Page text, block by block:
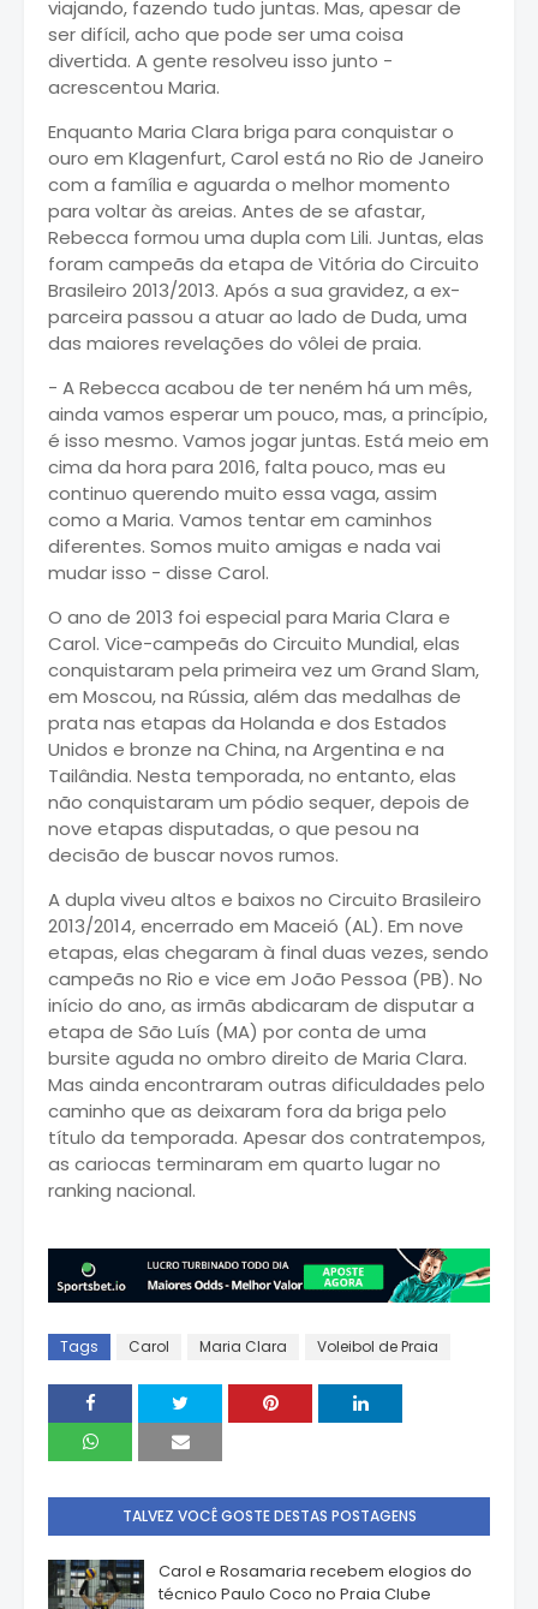
viajando, fazendo tudo juntas. Mas, apesar de
ser difícil, acho que pode ser uma coisa
divertida. A gente resolveu isso junto -
acrescentou Maria.
Enquanto Maria Clara briga para conquistar o
ouro em Klagenfurt, Carol está no Rio de Janeiro
com a família e aguarda o melhor momento
para voltar às areias. Antes de se afastar,
Rebecca formou uma dupla com Lili. Juntas, elas
foram campeãs da etapa de Vitória do Circuito
Brasileiro 2013/2013. Após a sua gravidez, a ex-
parceira passou a atuar ao lado de Duda, uma
das maiores revelações do vôlei de praia.
- A Rebecca acabou de ter neném há um mês,
ainda vamos esperar um pouco, mas, a princípio,
é isso mesmo. Vamos jogar juntas. Está meio em
cima da hora para 2016, falta pouco, mas eu
continuo querendo muito essa vaga, assim
como a Maria. Vamos tentar em caminhos
diferentes. Somos muito amigas e nada vai
mudar isso - disse Carol.
O ano de 2013 foi especial para Maria Clara e
Carol. Vice-campeãs do Circuito Mundial, elas
conquistaram pela primeira vez um Grand Slam,
em Moscou, na Rússia, além das medalhas de
prata nas etapas da Holanda e dos Estados
Unidos e bronze na China, na Argentina e na
Tailândia. Nesta temporada, no entanto, elas
não conquistaram um pódio sequer, depois de
nove etapas disputadas, o que pesou na
decisão de buscar novos rumos.
A dupla viveu altos e baixos no Circuito Brasileiro
2013/2014, encerrado em Maceió (AL). Em nove
etapas, elas chegaram à final duas vezes, sendo
campeãs no Rio e vice em João Pessoa (PB). No
início do ano, as irmãs abdicaram de disputar a
etapa de São Luís (MA) por conta de uma
bursite aguda no ombro direito de Maria Clara.
Mas ainda encontraram outras dificuldades pelo
caminho que as deixaram fora da briga pelo
título da temporada. Apesar dos contratempos,
as cariocas terminaram em quarto lugar no
ranking nacional.
Tags Carol Maria Clara Voleibol de Praia
TALVEZ VOCÊ GOSTE DESTAS POSTAGENS
Carol e Rosamaria recebem elogios do
técnico Paulo Coco no Praia Clube